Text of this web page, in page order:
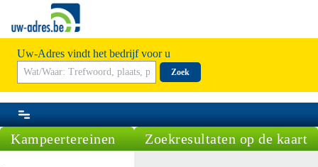
Uw-Adres vindt het bedrijf voor u
Zoek
Kampeertereinen Zoekresultaten op de kaart